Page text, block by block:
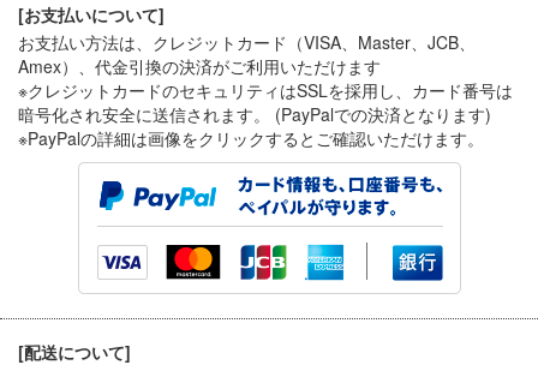
[お支払いについて]
お支払い方法は、クレジットカード（VISA、Master、JCB、
Amex）、代金引換の決済がご利用いただけます
※クレジットカードのセキュリティはSSLを採用し、カード番号は
暗号化され安全に送信されます。 (PayPalでの決済となります)
※PayPalの詳細は画像をクリックするとご確認いただけます。
[配送について]